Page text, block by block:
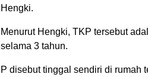
Hengki.
Menurut Hengki, TKP tersebut
selama 3 tahun.
P disebut tinggal sendiri di rumah